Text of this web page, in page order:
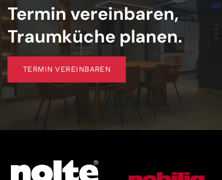
Termin vereinbaren,
Traumküche planen.
TERMIN VEREINBAREN